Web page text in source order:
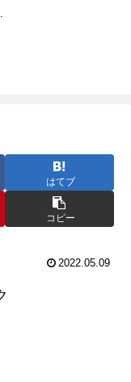
はてブ
コピー
2022.05.09